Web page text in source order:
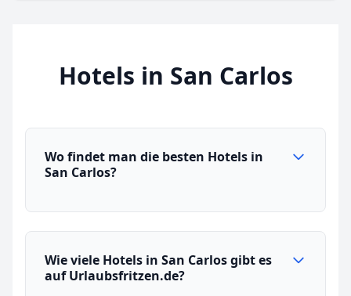
Hotels in San Carlos
Wo findet man die besten Hotels in
San Carlos?
Wie viele Hotels in San Carlos gibt es
auf Urlaubsfritzen.de?